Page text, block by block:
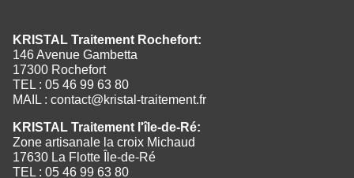
KRISTAL Traitement Rochefort:
146 Avenue Gambetta
17300 Rochefort
TEL : 05 46 99 63 80
MAIL : contact@kristal-traitement.fr
KRISTAL Traitement l'île-de-Ré:
Zone artisanale la croix Michaud
17630 La Flotte Île-de-Ré
TEL : 05 46 99 63 80